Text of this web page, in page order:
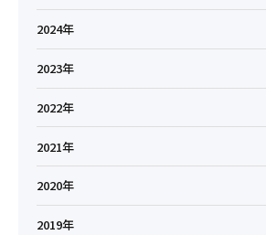
2024年
2023年
2022年
2021年
2020年
2019年